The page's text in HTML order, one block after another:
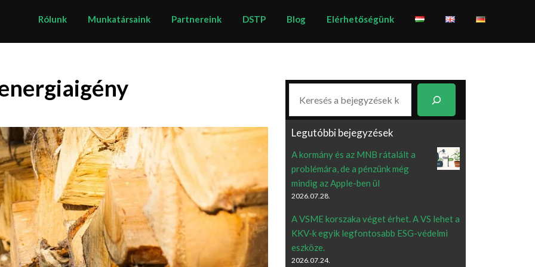
Rólunk Munkatársaink Partnereink DSTP Blog Elérhetőségünk
Legutóbbi bejegyzések
A kormány és az MNB rátalált a
problémára, de a pénzünk még
mindig az Apple-ben ül
2026.07.28.
A VSME korszaka véget érhet. A VS lehet a
KKV-k egyik legfontosabb ESG-védelmi
eszköze.
2026.07.24.